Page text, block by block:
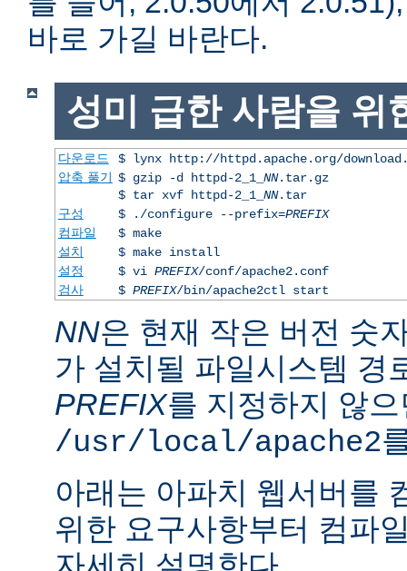
바로 가길 바란다.
성미 급한 사람을 위
다운로드
$ lynx http://httpd.apache.org/
압축 풀기 $ gzip -d httpd-2_1_ NN.tar.gz
$ tar xvf httpd-2_1_ NN.tar
구성
$ ./configure --prefix=PREFIX
컴파일
$ make
설치
$ make install
설정
$ vi PREFIX/conf/apache2.conf
검사
$ PREFIX/bin/apache2ctl start
NN은 현재 작은 버전 숫
가 설치될 파일시스템 경
PREFIX를 지정하지 않
/usr/local/apache2
아래는 아파치 웹서버를
위한 요구사항부터 컴파